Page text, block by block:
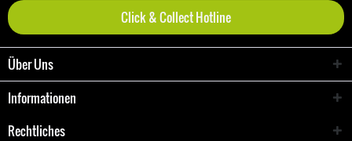
Click & Collect Hotline
Über Uns
Informationen
Rechtliches